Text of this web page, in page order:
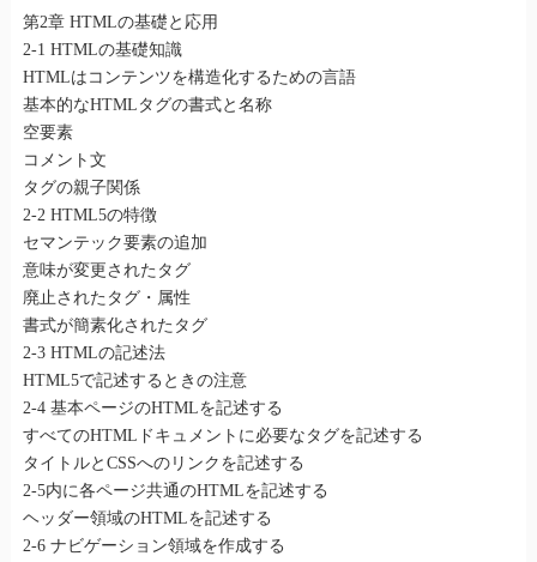
第2章 HTMLの基礎と応用
2-1 HTMLの基礎知識
HTMLはコンテンツを構造化するための言語
基本的なHTMLタグの書式と名称
空要素
コメント文
タグの親子関係
2-2 HTML5の特徴
セマンテック要素の追加
意味が変更されたタグ
廃止されたタグ・属性
書式が簡素化されたタグ
2-3 HTMLの記述法
HTML5で記述するときの注意
2-4 基本ページのHTMLを記述する
すべてのHTMLドキュメントに必要なタグを記述する
タイトルとCSSへのリンクを記述する
2-5内に各ページ共通のHTMLを記述する
ヘッダー領域のHTMLを記述する
2-6 ナビゲーション領域を作成する